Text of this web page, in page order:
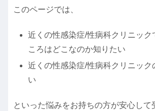
このページでは、
近くの性感染症/性病科クリニック
ころはどこなのか知りたい
近くの性感染症/性病科クリニック
い
といった悩みをお持ちの方が安心して